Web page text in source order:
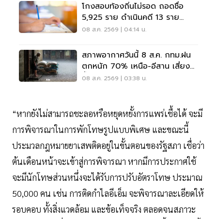
โกงสอบท้องถิ่นไม่รอด ถอดชื่อ
5,925 ราย ดำเนินคดี 13 ราย
ปปง.ไล่เส้นการเงิน
08 ส.ค. 2569 | 04:14 น.
สภาพอากาศวันนี้ 8 ส.ค. กทม.ฝน
ตกหนัก 70% เหนือ-อีสาน เสี่ยง
น้ำท่วมฉับพลัน
08 ส.ค. 2569 | 03:38 น.
“หากยังไม่สามารถชะลอหรือหยุดหยั้งการแพร่เชื้อได้ จะมี
การพิจารณาในการพักโทษรูปแบบพิเศษ และขณะนี้
ประมวลกฎหมายยาเสพติดอยู่ในขั้นตอนของรัฐสภา เชื่อว่า
ต้นเดือนหน้าจะเข้าสู่การพิจารณา หากมีการประกาศใช้
จะมีนักโทษส่วนหนึ่งจะได้รับการปรับอัตราโทษ ประมาณ
50,000 คน เช่น การติดกำไลอีเอ็ม จะพิจารณาละเอียดให้
รอบคอบ ทั้งสิ่งแวดล้อม และข้อเท็จจริง ตลอดจนสภาวะ